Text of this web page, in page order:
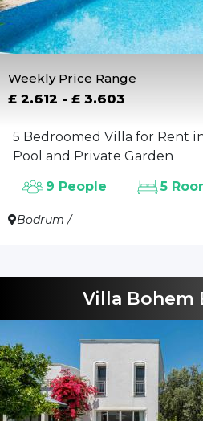
Weekly Price Range
£ 2.612 - £ 3.603
5 Bedroomed Villa for Rent
Pool and Private Garden
Bodrum /
9 People 5
Villa Bohem